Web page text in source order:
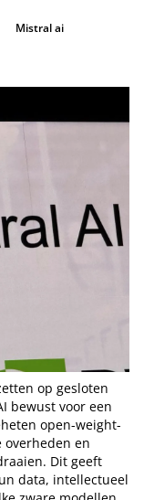
Mistral ai
op gesloten
bewust voor een
open-weight-
overheden en
Dit geeft
data, intellectueel